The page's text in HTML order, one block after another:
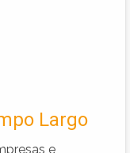
Largo
e